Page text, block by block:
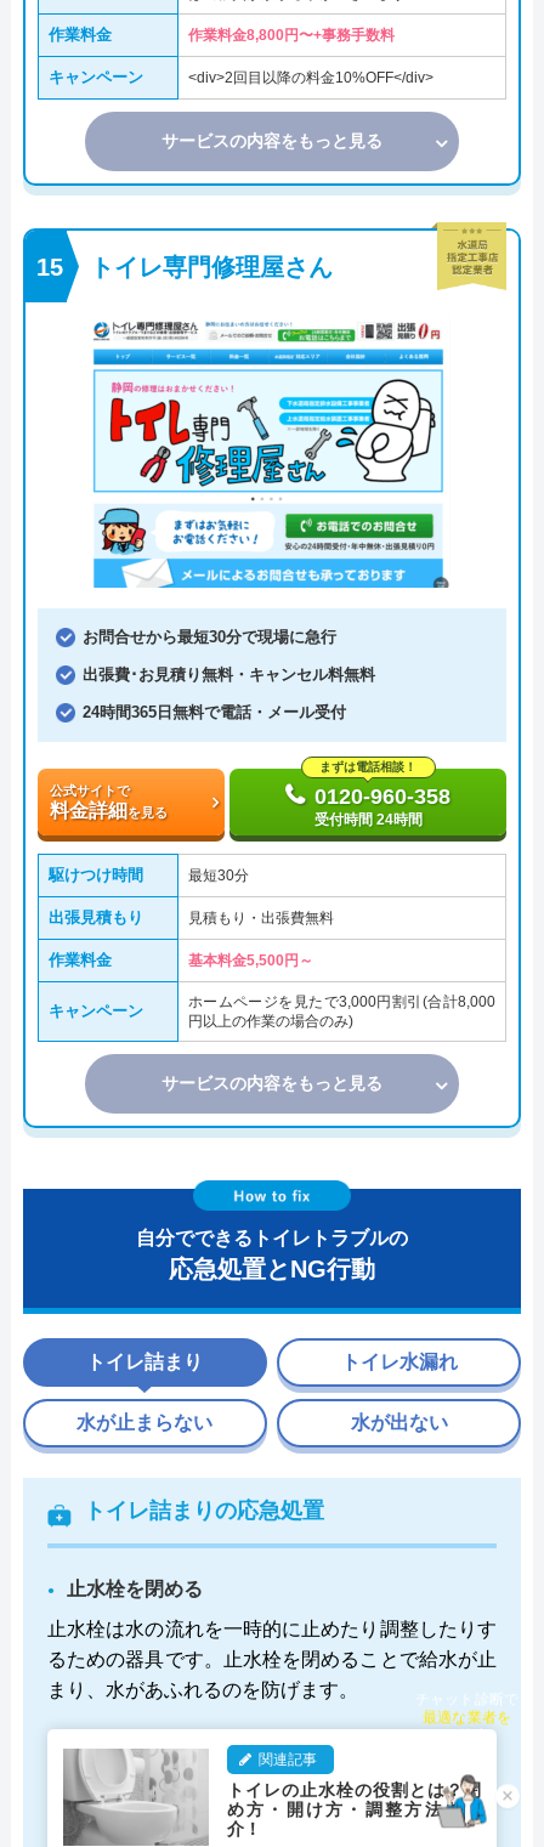
作業料金 作業料金8,800円〜+事務手数料
キャンペーン <div>2回目以降の料金10%OFF</div>
サービスの内容をもっと見る
トイレ専門修理屋さん
お問合せから最短30分で現場に急行
出張費･お見積り無料・キャンセル料無料
24時間365日無料で電話・メール受付
公式サイトで
料金詳細を見る
まずは電話相談！
0120-960-358
受付時間 24時間
駆けつけ時間 最短30分
出張見積もり 見積もり・出張費無料
作業料金 基本料金5,500円～
キャンペーン
ホームページを見たで3,000円割引(合計8,000
円以上の作業の場合のみ)
サービスの内容をもっと見る
自分でできるトイレトラブルの
応急処置とNG行動
トイレ詰まり
トイレ詰まりの応急処置
止水栓を閉める
止水栓は水の流れを一時的に止めたり調整したりす
るための器具です。止水栓を閉めることで給水が止
まり、水があふれるのを防げます。
関連記事
トイレの止水栓の役割とは？閉
め方・開け方・調整方法を紹
介！
トイレ水漏れ
水が止まらない 水が出ない
×
チャット診断で
最適な業者を